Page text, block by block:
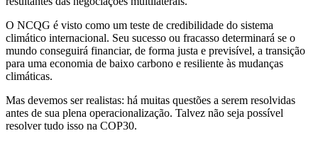
O NCQG é visto como um teste de credibilidade do sistema
climático internacional. Seu sucesso ou fracasso determinará se o
mundo conseguirá financiar, de forma justa e previsível, a transição
para uma economia de baixo carbono e resiliente às mudanças
climáticas.
Mas devemos ser realistas: há muitas questões a serem resolvidas
antes de sua plena operacionalização. Talvez não seja possível
resolver tudo isso na COP30.